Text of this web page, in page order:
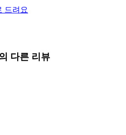
드려요
다른 리뷰